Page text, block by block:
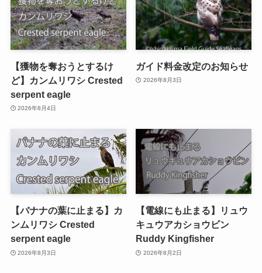
【獲物を奪おうとするけ
ど】カンムリワシ Crested
serpent eagle
2026年8月4日
ガイド料金改定のお知らせ
2026年8月3日
【バナナの葉に止まる】カ
ンムリワシ Crested
serpent eagle
2026年8月3日
【電線にも止まる】リュウ
キュウアカショウビン
Ruddy Kingfisher
2026年8月2日